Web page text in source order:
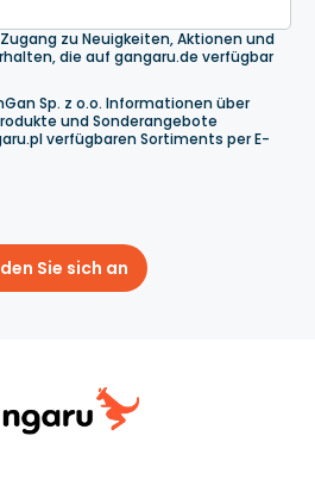
zu Neuigkeiten, Aktionen und
die auf gangaru.de verfügbar
Sp. z o.o. Informationen über
und Sonderangebote
verfügbaren Sortiments per E-
Sie sich an